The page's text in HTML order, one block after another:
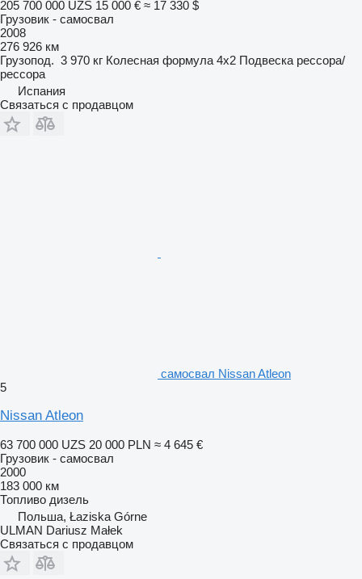
205 700 000 UZS 15 000 € ≈ 17 330 $
Грузовик - самосвал
2008
276 926 км
Грузопод. 3 970 кг Колесная формула 4x2 Подвеска рессора/
рессора
Испания
Связаться с продавцом
самосвал Nissan Atleon
5
Nissan Atleon
63 700 000 UZS 20 000 PLN ≈ 4 645 €
Грузовик - самосвал
2000
183 000 км
Топливо дизель
Польша, Łaziska Górne
ULMAN Dariusz Małek
Связаться с продавцом